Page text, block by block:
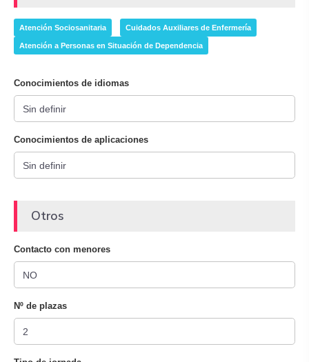
Atención Sociosanitaria Cuidados Auxiliares de Enfermería
Atención a Personas en Situación de Dependencia
Conocimientos de idiomas
Conocimientos de aplicaciones
Otros
Contacto con menores
Nº de plazas